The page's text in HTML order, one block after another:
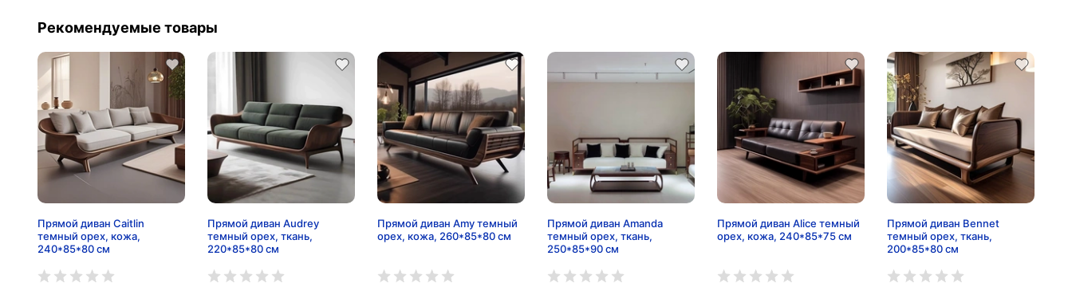
Рекомендуемые товары
Прямой диван Caitlin
темный орех, кожа,
240*85*80 см
Прямой диван Audrey
темный орех, ткань,
220*85*80 см
Прямой диван Amy темный
орех, кожа, 260*85*80 см
Прямой диван Amanda
темный орех, ткань,
250*85*90 см
Прямой диван Alice темный
орех, кожа, 240*85*75 см
Прямой диван Bennet
темный орех, ткань,
200*85*80 см